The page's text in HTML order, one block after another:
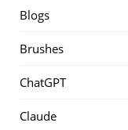
Blogs
Brushes
ChatGPT
Claude